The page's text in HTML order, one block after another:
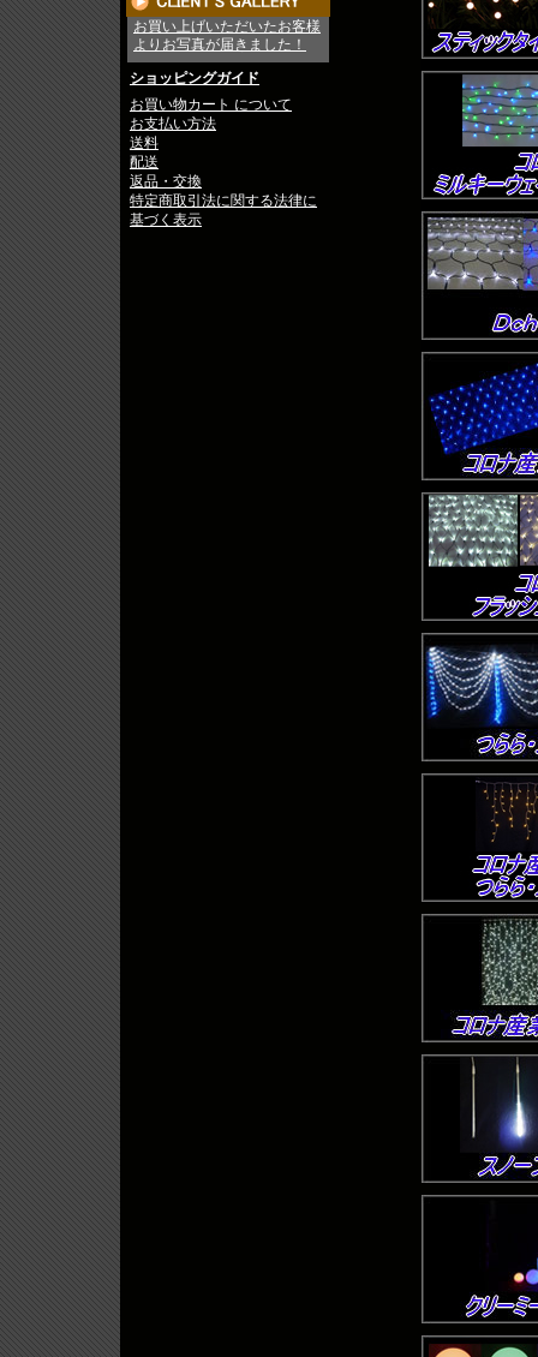
お買い上げいただいたお客様
よりお写真が届きました！
ショッピングガイド
お買い物カート について
お支払い方法
送料
配送
返品・交換
特定商取引法に関する法律に
基づく表示